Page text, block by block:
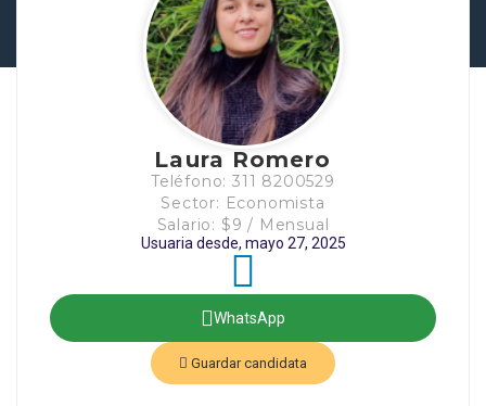
Laura Romero
Teléfono: 311 8200529
Sector: Economista
Salario: $9 / Mensual
Usuaria desde, mayo 27, 2025
WhatsApp
Guardar candidata